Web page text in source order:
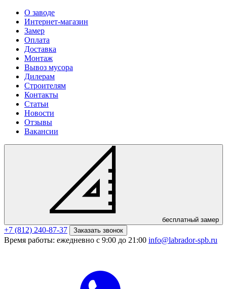
О заводе
Интернет-магазин
Замер
Оплата
Доставка
Монтаж
Вывоз мусора
Дилерам
Строителям
Контакты
Статьи
Новости
Отзывы
Вакансии
бесплатный замер
+7 (812) 240-87-37 Заказать звонок
Время работы: ежедневно с 9:00 до 21:00 info@labrador-spb.ru